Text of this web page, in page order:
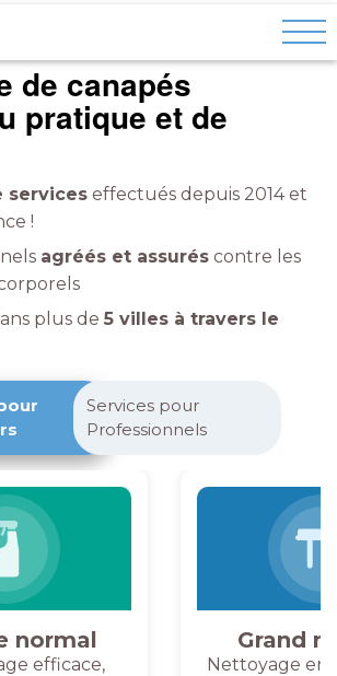
de canapés
pratique et de
services effectués depuis 2014 et
!
agréés et assurés contre les
plus de 5 villes à travers le
Services pour
Professionnels
normal
efficace,
Grand
Nettoyage en